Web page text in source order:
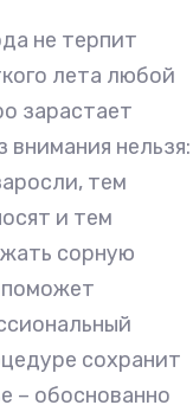
не терпит
лета любой
зарастает
внимания нельзя:
тем
и тем
сорную
поможет
сохранит
– обоснованно